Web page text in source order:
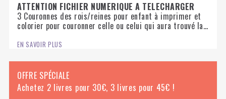
ATTENTION FICHIER NUMERIQUE A TELECHARGER
3 Couronnes des rois/reines pour enfant à imprimer et
colorier pour couronner celle ou celui qui aura trouvé la
EN SAVOIR PLUS
OFFRE SPÉCIALE
Achetez 2 livres pour 30€, 3 livres pour 45€ !